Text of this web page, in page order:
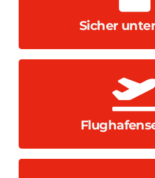
Sicher
Kostenlose Abholung und
Flughäfen Valencia